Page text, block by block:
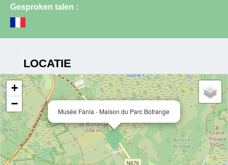
Gesproken talen :
LOCATIE
Musée Fania - Maison du Parc Botrange
+
−